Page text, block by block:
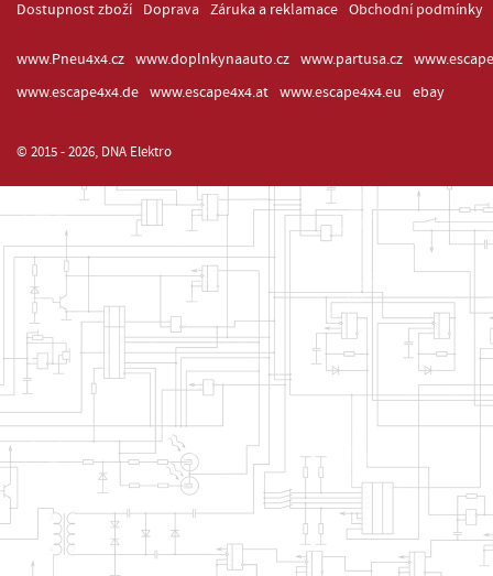
Dostupnost zboží Doprava Záruka a reklamace Obchodní podmínky
www.Pneu4x4.cz www.doplnkynaauto.cz www.partusa.cz
www.escape4x4.de
www.escape4x4.at www.escape4x4.eu ebay
© 2015 - 2026, DNA Elektro